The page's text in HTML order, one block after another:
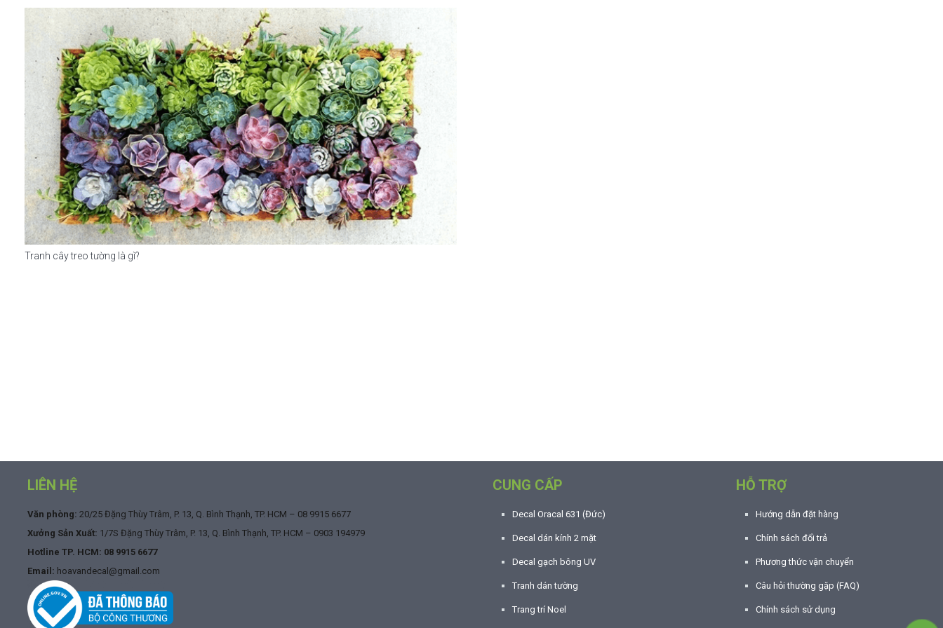
Tranh cây treo tường là gì?
LIÊN HỆ
Văn phòng: 20/25 Đặng Thùy Trâm, P. 13, Q. Bình Thạnh, TP. HCM – 08 9915 6677
Xưởng Sản Xuất: 1/7S Đặng Thùy Trâm, P. 13, Q. Bình Thạnh, TP. HCM – 0903 194979
Hotline TP. HCM: 08 9915 6677
Email: hoavandecal@gmail.com
CUNG CẤP
Decal Oracal 631 (Đức)
Decal dán kính 2 mặt
Decal gạch bông UV
Tranh dán tường
Trang trí Noel
HỖ TRỢ
Hướng dẫn đặt hàng
Chính sách đổi trả
Phương thức vận chuyển
Câu hỏi thường gặp (FAQ)
Chính sách sử dụng